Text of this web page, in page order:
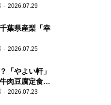
2026.07.29
葉県産梨「幸
2026.07.25
「やよい軒」
肉豆腐定食』
2026.07.23